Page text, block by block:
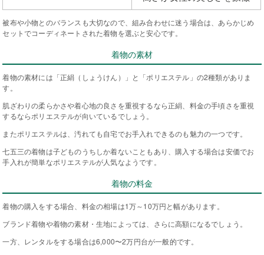
被布や小物とのバランスも大切なので、組み合わせに迷う場合は、あらかじめ
セットでコーディネートされた着物を選ぶと安心です。
着物の素材
着物の素材には「正絹（しょうけん）」と「ポリエステル」の2種類がありま
す。
肌ざわりの柔らかさや着心地の良さを重視するなら正絹、料金の手頃さを重視
するならポリエステルが向いているでしょう。
またポリエステルは、汚れても自宅でお手入れできるのも魅力の一つです。
七五三の着物は子どものうちしか着ないこともあり、購入する場合は安価でお
手入れが簡単なポリエステルが人気なようです。
着物の料金
着物の購入をする場合、料金の相場は1万～10万円と幅があります。
ブランド着物や着物の素材・生地によっては、さらに高額になるでしょう。
一方、レンタルをする場合は6,000〜2万円台が一般的です。